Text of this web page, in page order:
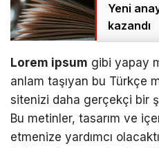
Yeni
kazandı
Lorem ipsum gibi yapay
anlam taşıyan bu Türkçe
sitenizi daha gerçekçi bir
Bu metinler, tasarım ve
etmenize yardımcı